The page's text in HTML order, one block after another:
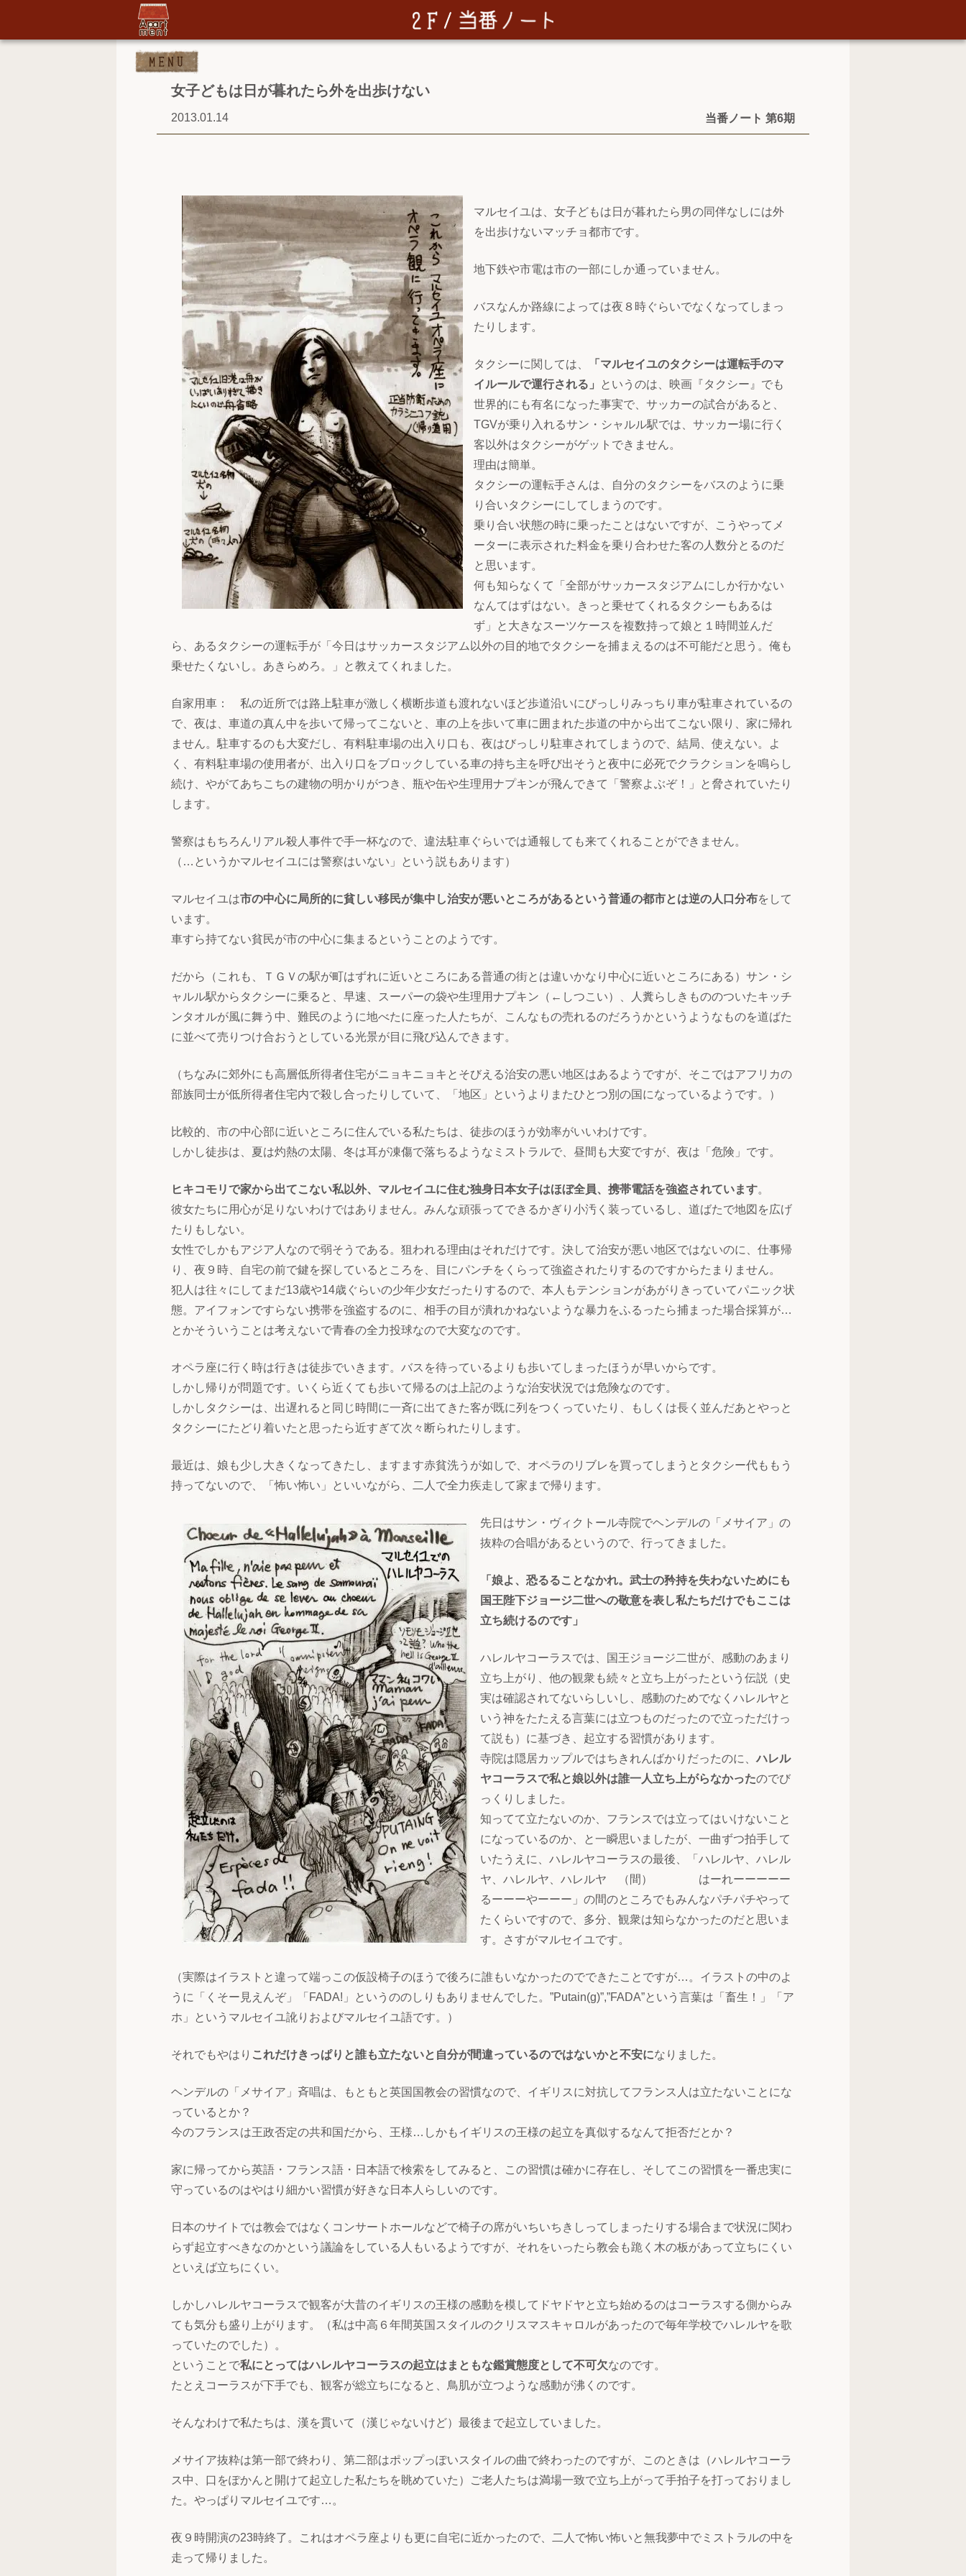
女子どもは日が暮れたら外を出歩けない
2013.01.14 当番ノート 第6期
マルセイユは、女子どもは日が暮れたら男の同伴なしには外
を出歩けないマッチョ都市です。
地下鉄や市電は市の一部にしか通っていません。
バスなんか路線によっては夜８時ぐらいでなくなってしまっ
たりします。
タクシーに関しては、
「マルセイユのタクシーは運転手のマ
イルールで運行される」
というのは、映画『タクシー』でも
世界的にも有名になった事実で、サッカーの試合があると、
TGVが乗り入れるサン・シャルル駅では、サッカー場に行く
客以外はタクシーがゲットできません。
理由は簡単。
タクシーの運転手さんは、自分のタクシーをバスのように乗
り合いタクシーにしてしまうのです。
乗り合い状態の時に乗ったことはないですが、こうやってメ
ーターに表示された料金を乗り合わせた客の人数分とるのだ
と思います。
何も知らなくて「全部がサッカースタジアムにしか行かない
なんてはずはない。きっと乗せてくれるタクシーもあるは
ず」と大きなスーツケースを複数持って娘と１時間並んだ
ら、あるタクシーの運転手が「今日はサッカースタジアム以外の目的地でタクシーを捕まえるのは不可能だと思う。俺も
乗せたくないし。あきらめろ。」と教えてくれました。
自家用車： 私の近所では路上駐車が激しく横断歩道も渡れないほど歩道沿いにびっしりみっちり車が駐車されているの
で、夜は、車道の真ん中を歩いて帰ってこないと、車の上を歩いて車に囲まれた歩道の中から出てこない限り、家に帰れ
ません。駐車するのも大変だし、有料駐車場の出入り口も、夜はびっしり駐車されてしまうので、結局、使えない。よ
く、有料駐車場の使用者が、出入り口をブロックしている車の持ち主を呼び出そうと夜中に必死でクラクションを鳴らし
続け、やがてあちこちの建物の明かりがつき、瓶や缶や生理用ナプキンが飛んできて「警察よぶぞ！」と脅されていたり
します。
警察はもちろんリアル殺人事件で手一杯なので、違法駐車ぐらいでは通報しても来てくれることができません。
（…というかマルセイユには警察はいない」という説もあります）
マルセイユは市の中心に局所的に貧しい移民が集中し治安が悪いところがあるという普通の都市とは逆の人口分布をして
います。
車すら持てない貧民が市の中心に集まるということのようです。
だから（これも、ＴＧＶの駅が町はずれに近いところにある普通の街とは違いかなり中心に近いところにある）サン・シ
ャルル駅からタクシーに乗ると、早速、スーパーの袋や生理用ナプキン（←しつこい）、人糞らしきもののついたキッチ
ンタオルが風に舞う中、難民のように地べたに座った人たちが、こんなもの売れるのだろうかというようなものを道ばた
に並べて売りつけ合おうとしている光景が目に飛び込んできます。
（ちなみに郊外にも高層低所得者住宅がニョキニョキとそびえる治安の悪い地区はあるようですが、そこではアフリカの
部族同士が低所得者住宅内で殺し合ったりしていて、「地区」というよりまたひとつ別の国になっているようです。）
比較的、市の中心部に近いところに住んでいる私たちは、徒歩のほうが効率がいいわけです。
しかし徒歩は、夏は灼熱の太陽、冬は耳が凍傷で落ちるようなミストラルで、昼間も大変ですが、夜は「危険」です。
ヒキコモリで家から出てこない私以外、マルセイユに住む独身日本女子はほぼ全員、携帯電話を強盗されています。
彼女たちに用心が足りないわけではありません。みんな頑張ってできるかぎり小汚く装っているし、道ばたで地図を広げ
たりもしない。
女性でしかもアジア人なので弱そうである。狙われる理由はそれだけです。決して治安が悪い地区ではないのに、仕事帰
り、夜９時、自宅の前で鍵を探しているところを、目にパンチをくらって強盗されたりするのですからたまりません。
犯人は往々にしてまだ13歳や14歳ぐらいの少年少女だったりするので、本人もテンションがあがりきっていてパニック状
態。アイフォンですらない携帯を強盗するのに、相手の目が潰れかねないような暴力をふるったら捕まった場合採算が…
とかそういうことは考えないで青春の全力投球なので大変なのです。
オペラ座に行く時は行きは徒歩でいきます。バスを待っているよりも歩いてしまったほうが早いからです。
しかし帰りが問題です。いくら近くても歩いて帰るのは上記のような治安状況では危険なのです。
しかしタクシーは、出遅れると同じ時間に一斉に出てきた客が既に列をつくっていたり、もしくは長く並んだあとやっと
タクシーにたどり着いたと思ったら近すぎて次々断られたりします。
最近は、娘も少し大きくなってきたし、ますます赤貧洗うが如しで、オペラのリブレを買ってしまうとタクシー代ももう
持ってないので、「怖い怖い」といいながら、二人で全力疾走して家まで帰ります。
先日はサン・ヴィクトール寺院でヘンデルの「メサイア」の
抜粋の合唱があるというので、行ってきました。
「娘よ、恐るることなかれ。武士の矜持を失わないためにも
国王陛下ジョージ二世への敬意を表し私たちだけでもここは
立ち続けるのです」
ハレルヤコーラスでは、国王ジョージ二世が、感動のあまり
立ち上がり、他の観衆も続々と立ち上がったという伝説（史
実は確認されてないらしいし、感動のためでなくハレルヤと
いう神をたたえる言葉には立つものだったので立っただけっ
て説も）に基づき、起立する習慣があります。
寺院は隠居カップルではちきれんばかりだったのに、ハレル
ヤコーラスで私と娘以外は誰一人立ち上がらなかったのでび
っくりしました。
知ってて立たないのか、フランスでは立ってはいけないこと
になっているのか、と一瞬思いましたが、一曲ずつ拍手して
いたうえに、ハレルヤコーラスの最後、「ハレルヤ、ハレル
ヤ、ハレルヤ、ハレルヤ （間） はーれーーーーー
るーーーやーーー」の間のところでもみんなパチパチやって
たくらいですので、多分、観衆は知らなかったのだと思いま
す。さすがマルセイユです。
（実際はイラストと違って端っこの仮設椅子のほうで後ろに誰もいなかったのでできたことですが…。イラストの中のよ
うに「くそー見えんぞ」「FADA!」というののしりもありませんでした。”Putain(g)”,”FADA”という言葉は「畜生！」「ア
ホ」というマルセイユ訛りおよびマルセイユ語です。）
それでもやはり これだけきっぱりと誰も立たないと自分が間違っているのではないかと不安になりました。
ヘンデルの「メサイア」斉唱は、もともと英国国教会の習慣なので、イギリスに対抗してフランス人は立たないことにな
っているとか？
今のフランスは王政否定の共和国だから、王様…しかもイギリスの王様の起立を真似するなんて拒否だとか？
家に帰ってから英語・フランス語・日本語で検索をしてみると、この習慣は確かに存在し、そしてこの習慣を一番忠実に
守っているのはやはり細かい習慣が好きな日本人らしいのです。
日本のサイトでは教会ではなくコンサートホールなどで椅子の席がいちいちきしってしまったりする場合まで状況に関わ
らず起立すべきなのかという議論をしている人もいるようですが、それをいったら教会も跪く木の板があって立ちにくい
といえば立ちにくい。
しかしハレルヤコーラスで観客が大昔のイギリスの王様の感動を模してドヤドヤと立ち始めるのはコーラスする側からみ
ても気分も盛り上がります。（私は中高６年間英国スタイルのクリスマスキャロルがあったので毎年学校でハレルヤを歌
っていたのでした）。
ということで私にとってはハレルヤコーラスの起立はまともな鑑賞態度として不可欠なのです。
たとえコーラスが下手でも、観客が総立ちになると、鳥肌が立つような感動が沸くのです。
そんなわけで私たちは、漢を貫いて（漢じゃないけど）最後まで起立していました。
メサイア抜粋は第一部で終わり、第二部はポップっぽいスタイルの曲で終わったのですが、このときは（ハレルヤコーラ
ス中、口をぽかんと開けて起立した私たちを眺めていた）ご老人たちは満場一致で立ち上がって手拍子を打っておりまし
た。やっぱりマルセイユです…。
夜９時開演の23時終了。これはオペラ座よりも更に自宅に近かったので、二人で怖い怖いと無我夢中でミストラルの中を
走って帰りました。